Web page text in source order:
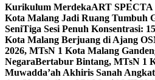
Kurikulum MerdekaART SPECTA
Kota Malang Jadi Ruang Tumbuh
SeniTiga Sesi Penuh Konsentrasi:
Kota Malang Berjuang di Ajang
2026, MTsN 1 Kota Malang
NegaraBertabur Bintang, MTsN 1
Muwadda’ah Akhiris Sanah